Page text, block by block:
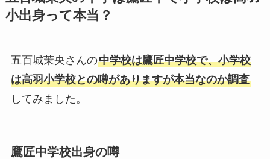
小出身って本当？
五百城茉央さんの中学校は鷹匠中学校で、小学校
は高羽小学校との噂がありますが本当なのか調査
してみました。
鷹匠中学校出身の噂